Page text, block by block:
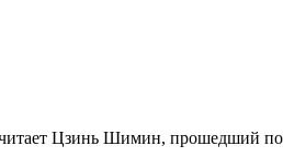
Цзинь Шимин, прошедший